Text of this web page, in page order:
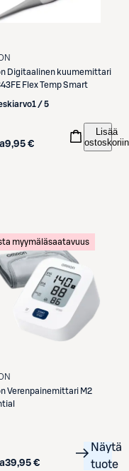
Digitaalinen kuumemittari
Flex Temp Smart
1 / 5
9,95 €
Lisää
ostoskoriin
myymäläsaatavuus
Verenpainemittari M2
39,95 €
Näytä
tuote